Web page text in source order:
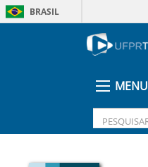
BRASIL
MENU